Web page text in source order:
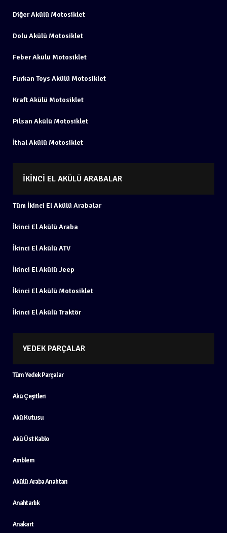
Diğer Akülü Motosiklet
Dolu Akülü Motosiklet
Feber Akülü Motosiklet
Furkan Toys Akülü Motosiklet
Kraft Akülü Motosiklet
Pilsan Akülü Motosiklet
İthal Akülü Motosiklet
İKINCI EL AKÜLÜ ARABALAR
Tüm İkinci El Akülü Arabalar
İkinci El Akülü Araba
İkinci El Akülü ATV
İkinci El Akülü Jeep
İkinci El Akülü Motosiklet
İkinci El Akülü Traktör
YEDEK PARÇALAR
Tüm Yedek Parçalar
Akü Çeşitleri
Akü Kutusu
Akü Üst Kablo
Amblem
Akülü Araba Anahtarı
Anahtarlık
Anakart